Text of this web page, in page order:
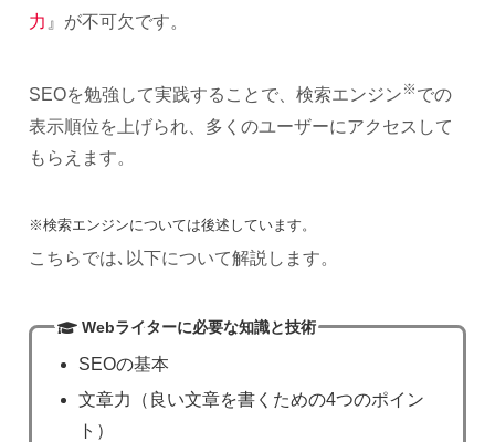
力 』が不可欠です。
SEOを勉強して実践することで、検索エンジン ※ での
表示順位を上げられ、多くのユーザーにアクセスして
もらえます。
※検索エンジンについては後述しています。
こちらでは､以下について解説します。
Webライターに必要な知識と技術
SEOの基本
文章力（良い文章を書くための4つのポイン
ト）